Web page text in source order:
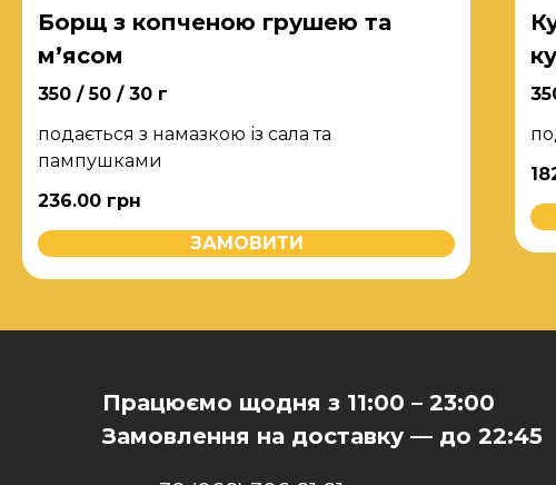
Борщ з копченою грушею та
м’ясом
350 / 50 / 30 г
подається з намазкою із сала та
пампушками
236.00 грн
ЗАМОВИТИ
Працюємо щодня з 11:00 – 23:00
Замовлення на доставку — до 22:45